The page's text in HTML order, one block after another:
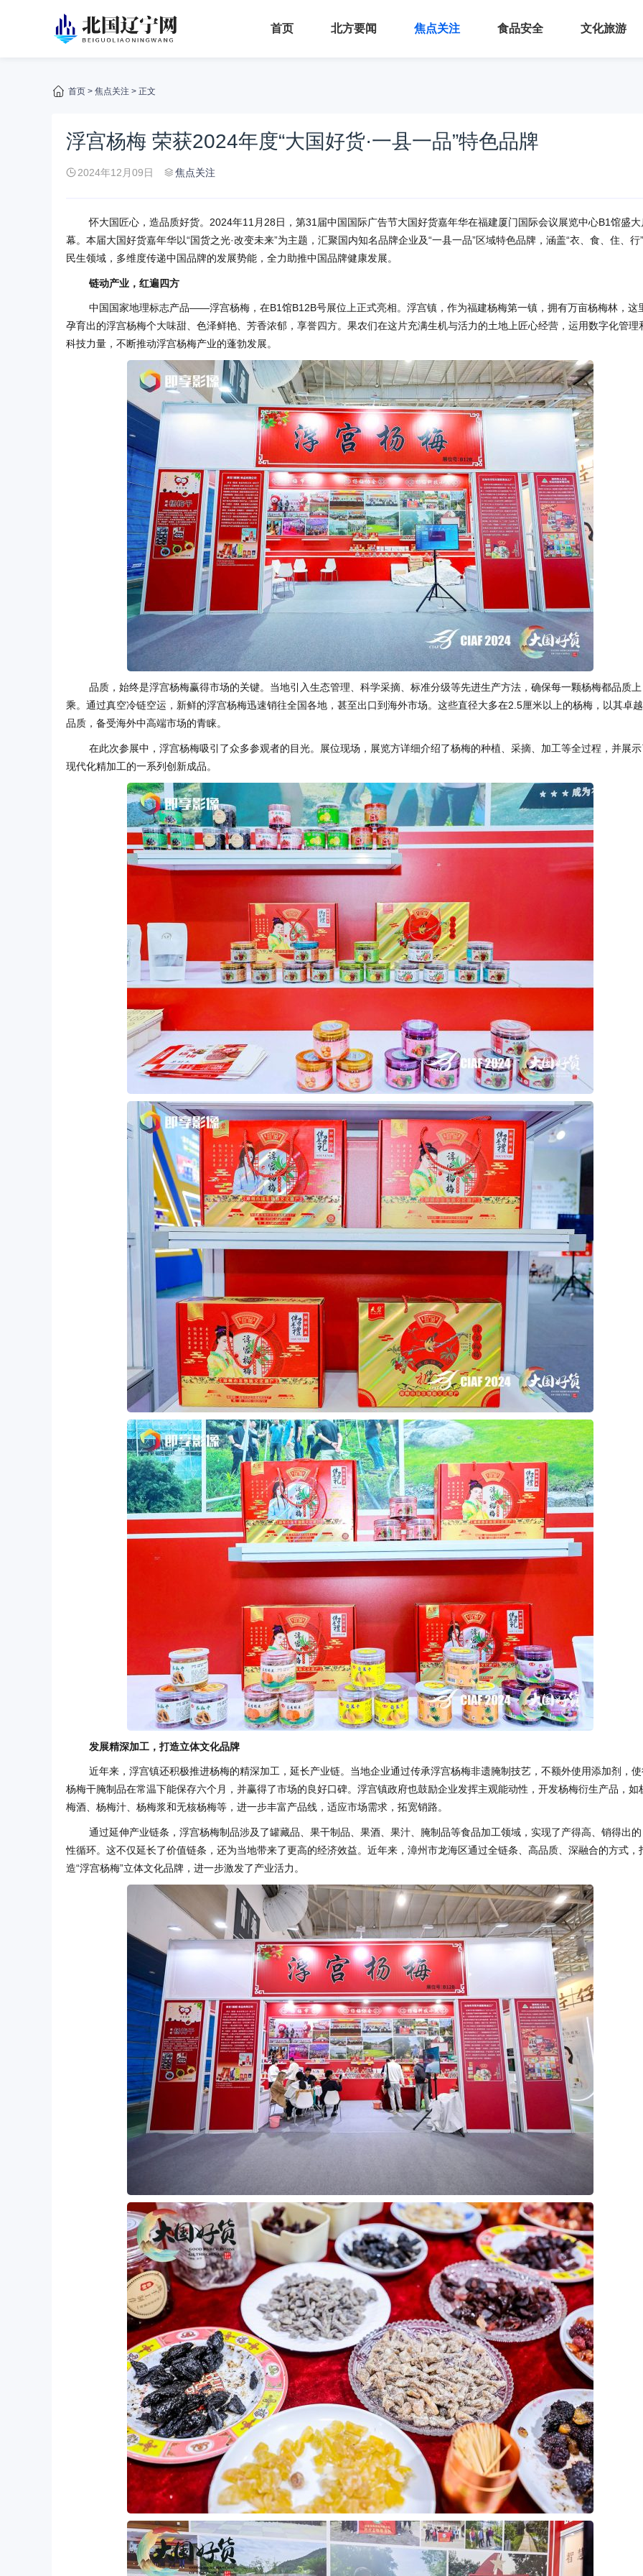
首页 北方要闻 焦点关注 食品安全 文化旅游
首页 > 焦点关注 > 正文
浮宫杨梅 荣获2024年度“大国好货·一县一品”特色品牌
2024年12月09日 焦点关注
怀大国匠心，造品质好货。2024年11月28日，第31届中国国际广告节大国好货嘉年华在福建厦门国际会议展览中心B1馆盛大
幕。本届大国好货嘉年华以“国货之光·改变未来”为主题，汇聚国内知名品牌企业及“一县一品”区域特色品牌，涵盖“衣、食、住、行
民生领域，多维度传递中国品牌的发展势能，全力助推中国品牌健康发展。
链动产业，红遍四方
中国国家地理标志产品——浮宫杨梅，在B1馆B12B号展位上正式亮相。浮宫镇，作为福建杨梅第一镇，拥有万亩杨梅林，这
孕育出的浮宫杨梅个大味甜、色泽鲜艳、芳香浓郁，享誉四方。果农们在这片充满生机与活力的土地上匠心经营，运用数字化管理
科技力量，不断推动浮宫杨梅产业的蓬勃发展。
品质，始终是浮宫杨梅赢得市场的关键。当地引入生态管理、科学采摘、标准分级等先进生产方法，确保每一颗杨梅都品质上
乘。通过真空冷链空运，新鲜的浮宫杨梅迅速销往全国各地，甚至出口到海外市场。这些直径大多在2.5厘米以上的杨梅，以其卓
品质，备受海外中高端市场的青睐。
在此次参展中，浮宫杨梅吸引了众多参观者的目光。展位现场，展览方详细介绍了杨梅的种植、采摘、加工等全过程，并展
现代化精加工的一系列创新成品。
发展精深加工，打造立体文化品牌
近年来，浮宫镇还积极推进杨梅的精深加工，延长产业链。当地企业通过传承浮宫杨梅非遗腌制技艺，不额外使用添加剂，
杨梅干腌制品在常温下能保存六个月，并赢得了市场的良好口碑。浮宫镇政府也鼓励企业发挥主观能动性，开发杨梅衍生产品，如
梅酒、杨梅汁、杨梅浆和无核杨梅等，进一步丰富产品线，适应市场需求，拓宽销路。
通过延伸产业链条，浮宫杨梅制品涉及了罐藏品、果干制品、果酒、果汁、腌制品等食品加工领域，实现了产得高、销得出
性循环。这不仅延长了价值链条，还为当地带来了更高的经济效益。近年来，漳州市龙海区通过全链条、高品质、深融合的方式，
造“浮宫杨梅”立体文化品牌，进一步激发了产业活力。